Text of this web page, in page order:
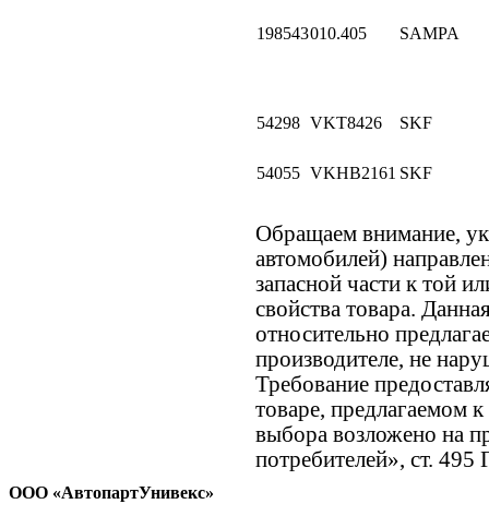
198543010.405 SAMPA
54298 VKT8426 SKF
54055 VKHB2161 SKF
Обращаем внимание,
автомобилей)
запасной части к той
свойства товара.
относительно
производителе, не
Требование
товаре, предлагаемом
выбора возложено на
потребителей», ст.
ООО «АвтопартУнивекс»